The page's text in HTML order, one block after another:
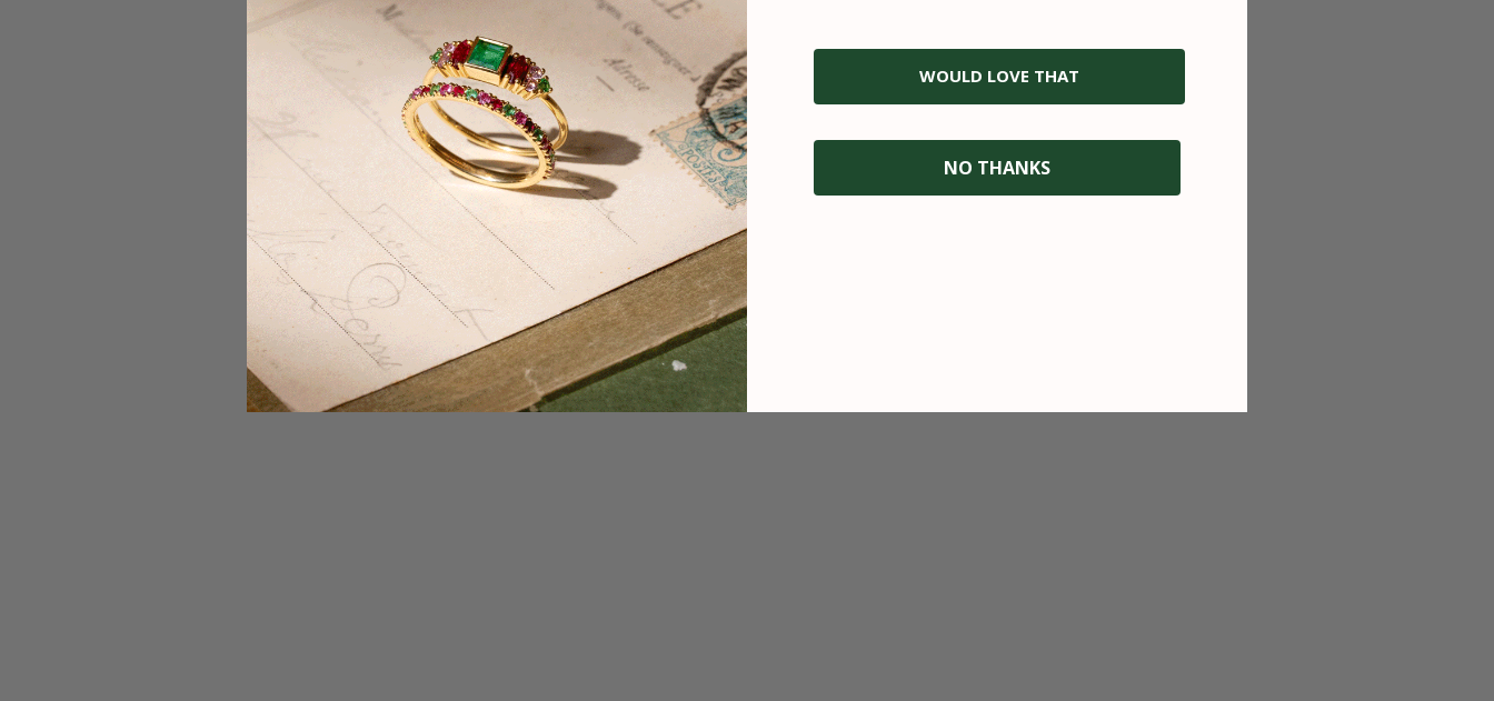
LIVRAISON OFFERTE
Nous envoyons vos bijoux
gratuitement, aux quatre coins du
monde. Les taxes et frais de douane
LIVRAISON SÉCURISÉE
Notre taux de livraison avec succès est
de 99,99%. En cas de problème, vous
êtes intégralement remboursé ou le
bijou remplacé.
WOULD LOVE THAT
NO THANKS